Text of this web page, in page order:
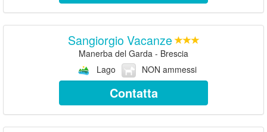
Sangiorgio Vacanze
Manerba del Garda - Brescia
Lago
NON ammessi
Contatta